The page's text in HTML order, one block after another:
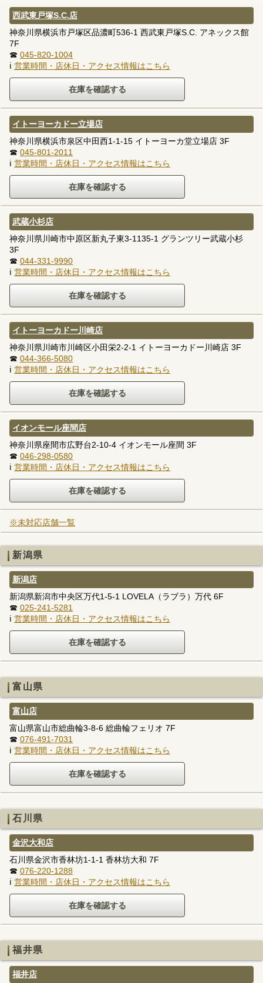
西武東戸塚S.C.店
神奈川県横浜市戸塚区品濃町536-1 西武東戸塚S.C. アネックス館
7F
☎ 045-820-1004
ℹ 営業時間・店休日・アクセス情報はこちら
イトーヨーカドー立場店
神奈川県横浜市泉区中田西1-1-15 イトーヨーカ堂立場店 3F
☎ 045-801-2011
ℹ 営業時間・店休日・アクセス情報はこちら
武蔵小杉店
神奈川県川崎市中原区新丸子東3-1135-1 グランツリー武蔵小杉
3F
☎ 044-331-9990
ℹ 営業時間・店休日・アクセス情報はこちら
イトーヨーカドー川崎店
神奈川県川崎市川崎区小田栄2-2-1 イトーヨーカドー川崎店 3F
☎ 044-366-5080
ℹ 営業時間・店休日・アクセス情報はこちら
イオンモール座間店
神奈川県座間市広野台2-10-4 イオンモール座間 3F
☎ 046-298-0580
ℹ 営業時間・店休日・アクセス情報はこちら
※未対応店舗一覧
新潟県
新潟店
新潟県新潟市中央区万代1-5-1 LOVELA（ラブラ）万代 6F
☎ 025-241-5281
ℹ 営業時間・店休日・アクセス情報はこちら
富山県
富山店
富山県富山市総曲輪3-8-6 総曲輪フェリオ 7F
☎ 076-491-7031
ℹ 営業時間・店休日・アクセス情報はこちら
石川県
金沢大和店
石川県金沢市香林坊1-1-1 香林坊大和 7F
☎ 076-220-1288
ℹ 営業時間・店休日・アクセス情報はこちら
福井県
福井店